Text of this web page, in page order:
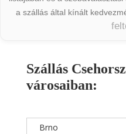
a szállás által kínált
Szállás
városaiban:
Brno